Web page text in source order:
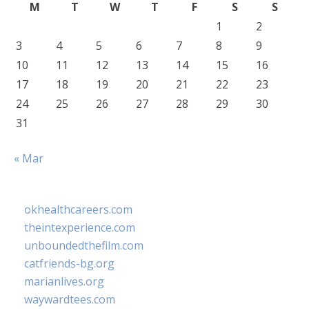
M T W T F S
S
1
2
3
4 5 6 7 8
9
10
11 12 13 14 15
16
17
18 19 20 21 22
23
24
25 26 27 28 29
30
31
« Mar
okhealthcareers.com
theintexperience.com
unboundedthefilm.com
catfriends-bg.org
marianlives.org
waywardtees.com